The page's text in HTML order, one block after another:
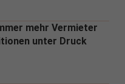
mehr Vermieter
unter Druck